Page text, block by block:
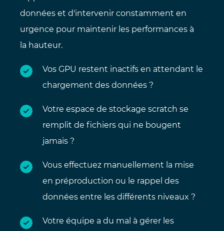
données et d'intervenir constamment en
urgence pour maintenir les performances à
la hauteur.
Vos GPU restent inactifs en attendant le
chargement des données ?
Votre espace de stockage scratch se
remplit de fichiers qui ne bougent
jamais ?
Vous effectuez manuellement la mise
en préproduction ou le rappel des
données entre les différents niveaux ?
Votre équipe a du mal à gérer les